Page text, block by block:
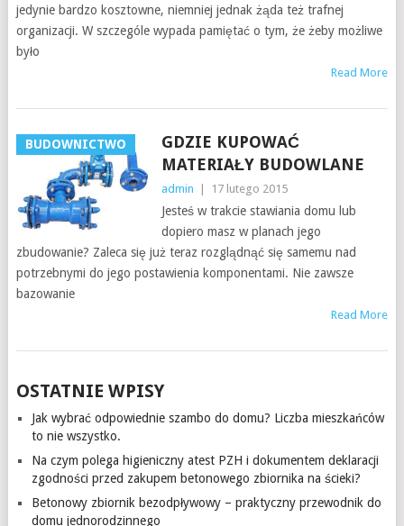
jedynie bardzo kosztowne, niemniej jednak żąda też trafnej
organizacji. W szczególe wypada pamiętać o tym, że żeby możliwe
było
Read More
BUDOWNICTWO
GDZIE KUPOWAĆ
MATERIAŁY BUDOWLANE
admin 17 lutego 2015
Jesteś w trakcie stawiania domu lub
dopiero masz w planach jego
zbudowanie? Zaleca się już teraz rozglądnąć się samemu nad
potrzebnymi do jego postawienia komponentami. Nie zawsze
bazowanie
Read More
OSTATNIE WPISY
Jak wybrać odpowiednie szambo do domu? Liczba mieszkańców
to nie wszystko.
Na czym polega higieniczny atest PZH i dokumentem deklaracji
zgodności przed zakupem betonowego zbiornika na ścieki?
Betonowy zbiornik bezodpływowy – praktyczny przewodnik do
domu jednorodzinnego